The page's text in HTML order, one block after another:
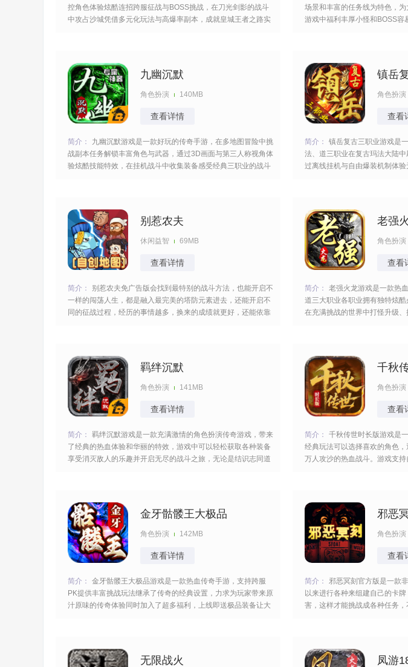
控角色体验炫酷连招跨服征战与BOSS挑战，在刀光剑影的战斗
中攻占沙城凭借多元化玩法与高爆率副本，成就皇城王者之路实
场景和丰富的任务线为特色，
游戏中福利丰厚小怪和BOSS
九幽沉默
角色扮演 140MB
查看详情
简介：
九幽沉默游戏是一款好玩的传奇手游，在多地图冒险中挑
战副本任务解锁丰富角色与武器，通过3D画面与第三人称视角体
验炫酷技能特效，在挂机战斗中收集装备感受经典三职业的战斗
镇岳
角色扮演
查看
简介：
镇岳复古三职业游戏是
法、道三职业在复古玛法大陆
过离线挂机与自由爆装机制体
别惹农夫
休闲益智 69MB
查看详情
简介：
别惹农夫免广告版会找到最特别的战斗方法，也能开启不
一样的闯荡人生，都是融入最完美的塔防元素进去，还能开启不
同的征战过程，经历的事情越多，换来的成绩就更好，还能依靠
老强
角色扮演
查看
简介：
老强火龙游戏是一款热
道三大职业各职业拥有独特炫
在充满挑战的世界中打怪升级
羁绊沉默
角色扮演 141MB
查看详情
简介：
羁绊沉默游戏是一款充满激情的角色扮演传奇游戏，带来
了经典的热血体验和华丽的特效，游戏中可以轻松获取各种装备
享受消灭敌人的乐趣并开启无尽的战斗之旅，无论是结识志同道
千秋
角色扮演
查看
简介：
千秋传世时长版游戏是
经典玩法可以选择喜欢的角色
万人攻沙的热血战斗。游戏支
金牙骷髅王大极品
角色扮演 142MB
查看详情
简介：
金牙骷髅王大极品游戏是一款热血传奇手游，支持跨服
PK提供丰富挑战玩法继承了传奇的经典设置，力求为玩家带来原
汁原味的传奇体验同时加入了超多福利，上线即送极品装备让大
邪恶
角色扮演
查看
简介：
邪恶冥刻官方版是一款
以来进行各种来组建自己的卡
害，这样才能挑战成各种任务
无限战火 凤游